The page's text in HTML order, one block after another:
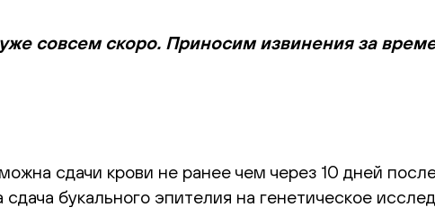
совсем скоро. Приносим извинения за
сдачи крови не ранее чем через 10 дней
букального эпителия на генетическое